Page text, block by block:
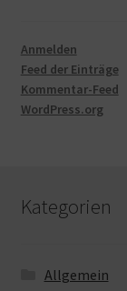
Anmelden
Feed der Einträge
Kommentar-Feed
WordPress.org
Kategorien
Allgemein